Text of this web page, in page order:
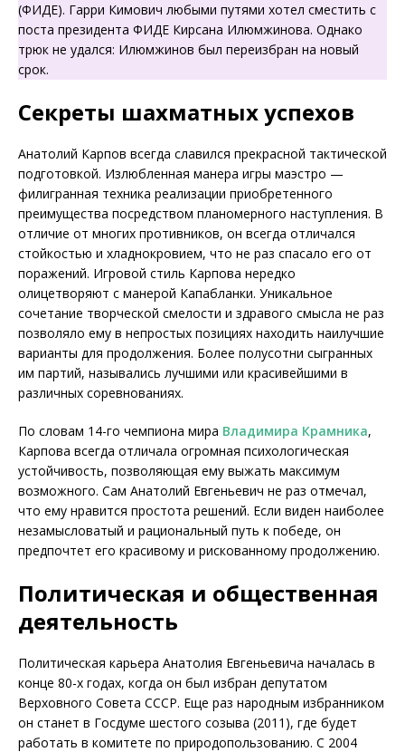
(ФИДЕ). Гарри Кимович любыми путями хотел сместить с
поста президента ФИДЕ Кирсана Илюмжинова. Однако
трюк не удался: Илюмжинов был переизбран на новый
срок.
Секреты шахматных успехов
Анатолий Карпов всегда славился прекрасной тактической
подготовкой. Излюбленная манера игры маэстро —
филигранная техника реализации приобретенного
преимущества посредством планомерного наступления. В
отличие от многих противников, он всегда отличался
стойкостью и хладнокровием, что не раз спасало его от
поражений. Игровой стиль Карпова нередко
олицетворяют с манерой Капабланки. Уникальное
сочетание творческой смелости и здравого смысла не раз
позволяло ему в непростых позициях находить наилучшие
варианты для продолжения. Более полусотни сыгранных
им партий, назывались лучшими или красивейшими в
различных соревнованиях.
По словам 14-го чемпиона мира Владимира Крамника,
Карпова всегда отличала огромная психологическая
устойчивость, позволяющая ему выжать максимум
возможного. Сам Анатолий Евгеньевич не раз отмечал,
что ему нравится простота решений. Если виден наиболее
незамысловатый и рациональный путь к победе, он
предпочтет его красивому и рискованному продолжению.
Политическая и общественная
деятельность
Политическая карьера Анатолия Евгеньевича началась в
конце 80-х годах, когда он был избран депутатом
Верховного Совета СССР. Еще раз народным избранником
он станет в Госдуме шестого созыва (2011), где будет
работать в комитете по природопользованию. С 2004